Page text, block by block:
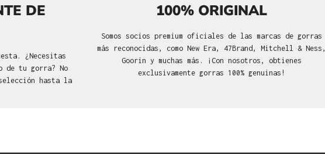
DE
¿Necesitas
tu gorra? No
selección hasta la
100% ORIGINAL
Somos socios premium oficiales de las marcas de gorras
más reconocidas, como New Era, 47Brand, Mitchell & Ness,
Goorin y muchas más. ¡Con nosotros, obtienes
exclusivamente gorras 100% genuinas!